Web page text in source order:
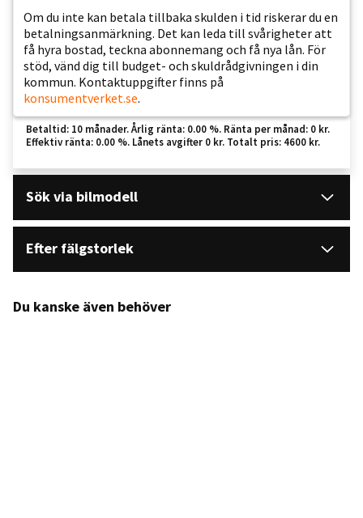
Om du inte kan betala tillbaka skulden i tid riskerar du en
betalningsanmärkning. Det kan leda till svårigheter att
få hyra bostad, teckna abonnemang och få nya lån. För
stöd, vänd dig till budget- och skuldrådgivningen i din
kommun. Kontaktuppgifter finns på
konsumentverket.se.
Betaltid: 10 månader. Årlig ränta: 0.00 %. Ränta per månad: 0 kr.
Effektiv ränta: 0.00 %. Lånets avgifter 0 kr. Totalt pris: 4600 kr.
Sök via bilmodell
Efter fälgstorlek
Du kanske även behöver